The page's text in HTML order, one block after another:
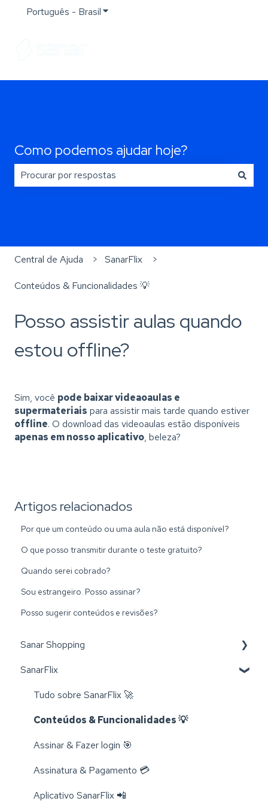
Português - BrasilMostrar submenu para traduções
Como podemos ajudar hoje?
Central de Ajuda SanarFlix
Conteúdos & Funcionalidades 💡
Posso assistir aulas quando
estou offline?
Sim, você pode baixar videaoaulas e
supermateriais para assistir mais tarde quando estiver
offline. O download das videoaulas estão disponíveis
apenas em nosso aplicativo, beleza?
Artigos relacionados
Por que um conteúdo ou uma aula não está disponível?
O que posso transmitir durante o teste gratuito?
Quando serei cobrado?
Sou estrangeiro. Posso assinar?
Posso sugerir conteúdos e revisões?
Sanar Shopping
Livros 📚
Trocas e Cancelamentos 📬
Compra e Cadastro 📦
Cursos 💻
Rastreamento 🔎
SanarFlix
Tudo sobre SanarFlix 🚀
Conteúdos & Funcionalidades 💡
Assinar & Fazer login 🎯
Assinatura & Pagamento 💳
Aplicativo SanarFlix 📲